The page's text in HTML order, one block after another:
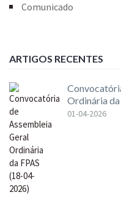
Comunicado
ARTIGOS RECENTES
Ordinária
01-04-2026